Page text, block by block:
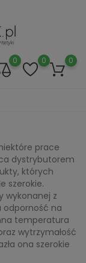
0 0 0
prace
dystrybutorem
których
szerokie.
wykonanej z
odporność na
temperatura
wytrzymałość
ona szerokie